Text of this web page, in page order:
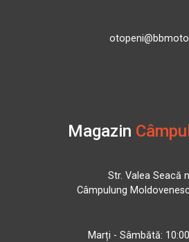
Magazin
Str. Valea Seacă
Câmpulung
Marți - Sâmbătă: